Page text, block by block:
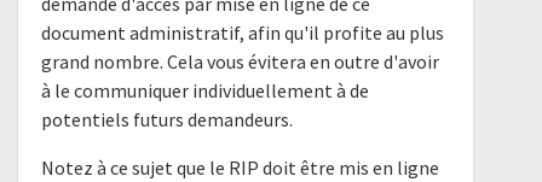
document administratif, afin qu'il profite au plus
grand nombre. Cela vous évitera en outre d'avoir
à le communiquer individuellement à de
potentiels futurs demandeurs.
Notez à ce sujet que le RIP doit être mis en ligne